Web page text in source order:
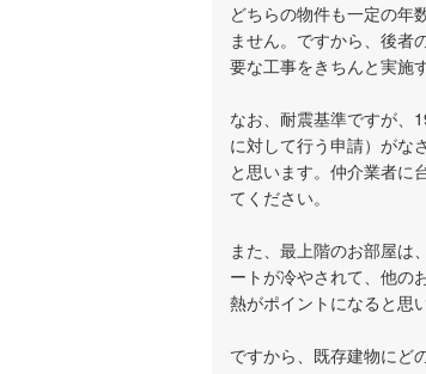
どちらの物件も一定の年
ません。ですから、後者
要な工事をきちんと実施
なお、耐震基準ですが、
に対して行う申請）がな
と思います。仲介業者に
てください。
また、最上階のお部屋は
ートが冷やされて、他の
熱がポイントになると思
ですから、既存建物にど